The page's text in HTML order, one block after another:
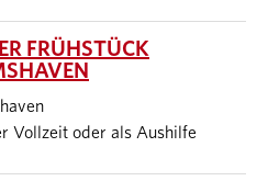
FRÜHSTÜCK
Vollzeit oder als Aushilfe